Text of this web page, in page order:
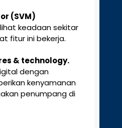
(SVM)
keadaan sekitar
fitur ini bekerja.
& technology.
dengan
kenyamanan
penumpang di